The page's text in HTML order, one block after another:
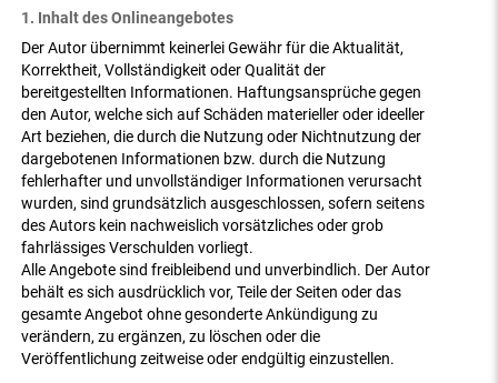
1. Inhalt des Onlineangebotes
Der Autor übernimmt keinerlei Gewähr für die Aktualität,
Korrektheit, Vollständigkeit oder Qualität der
bereitgestellten Informationen. Haftungsansprüche gegen
den Autor, welche sich auf Schäden materieller oder ideeller
Art beziehen, die durch die Nutzung oder Nichtnutzung der
dargebotenen Informationen bzw. durch die Nutzung
fehlerhafter und unvollständiger Informationen verursacht
wurden, sind grundsätzlich ausgeschlossen, sofern seitens
des Autors kein nachweislich vorsätzliches oder grob
fahrlässiges Verschulden vorliegt.
Alle Angebote sind freibleibend und unverbindlich. Der Autor
behält es sich ausdrücklich vor, Teile der Seiten oder das
gesamte Angebot ohne gesonderte Ankündigung zu
verändern, zu ergänzen, zu löschen oder die
Veröffentlichung zeitweise oder endgültig einzustellen.